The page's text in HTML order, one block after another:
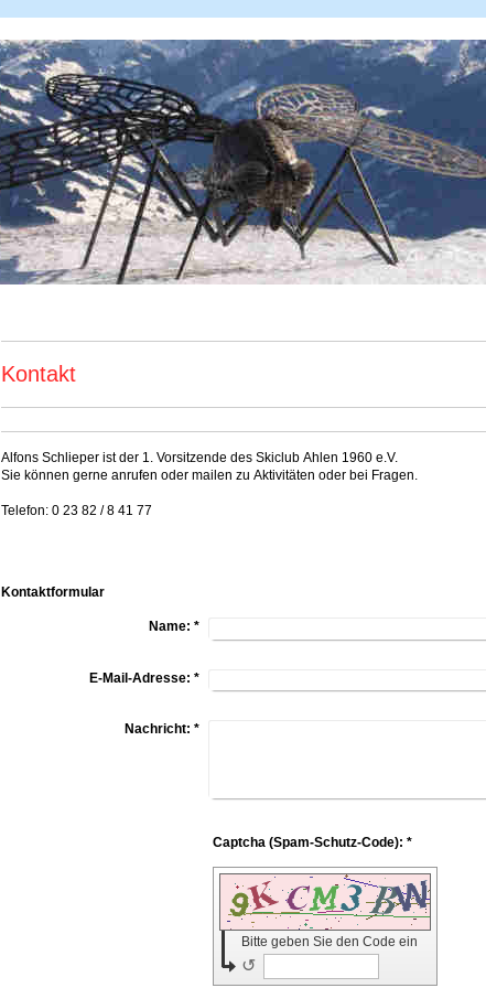
Kontakt
Alfons Schlieper ist der 1. Vorsitzende des Skiclub Ahlen 1960 e.V.
Sie können gerne anrufen oder mailen zu Aktivitäten oder bei Fragen.
Telefon: 0 23 82 / 8 41 77
Kontaktformular
Name: *
E-Mail-Adresse: *
Nachricht: *
Captcha (Spam-Schutz-Code): *
Bitte geben Sie den Code ein
↺